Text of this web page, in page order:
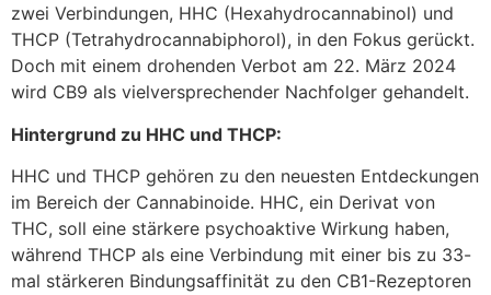
zwei Verbindungen, HHC (Hexahydrocannabinol) und
THCP (Tetrahydrocannabiphorol), in den Fokus gerückt.
Doch mit einem drohenden Verbot am 22. März 2024
wird CB9 als vielversprechender Nachfolger gehandelt.
Hintergrund zu HHC und THCP:
HHC und THCP gehören zu den neuesten Entdeckungen
im Bereich der Cannabinoide. HHC, ein Derivat von
THC, soll eine stärkere psychoaktive Wirkung haben,
während THCP als eine Verbindung mit einer bis zu 33-
mal stärkeren Bindungsaffinität zu den CB1-Rezeptoren